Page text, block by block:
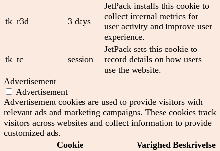
tk_r3d 3 days
JetPack installs this cookie to
collect internal metrics for
user activity and improve user
experience.
tk_tc session
JetPack sets this cookie to
record details on how users
use the website.
Advertisement
Advertisement
Advertisement cookies are used to provide visitors with
relevant ads and marketing campaigns. These cookies track
visitors across websites and collect information to provide
customized ads.
Cookie
Varighed Beskrivelse